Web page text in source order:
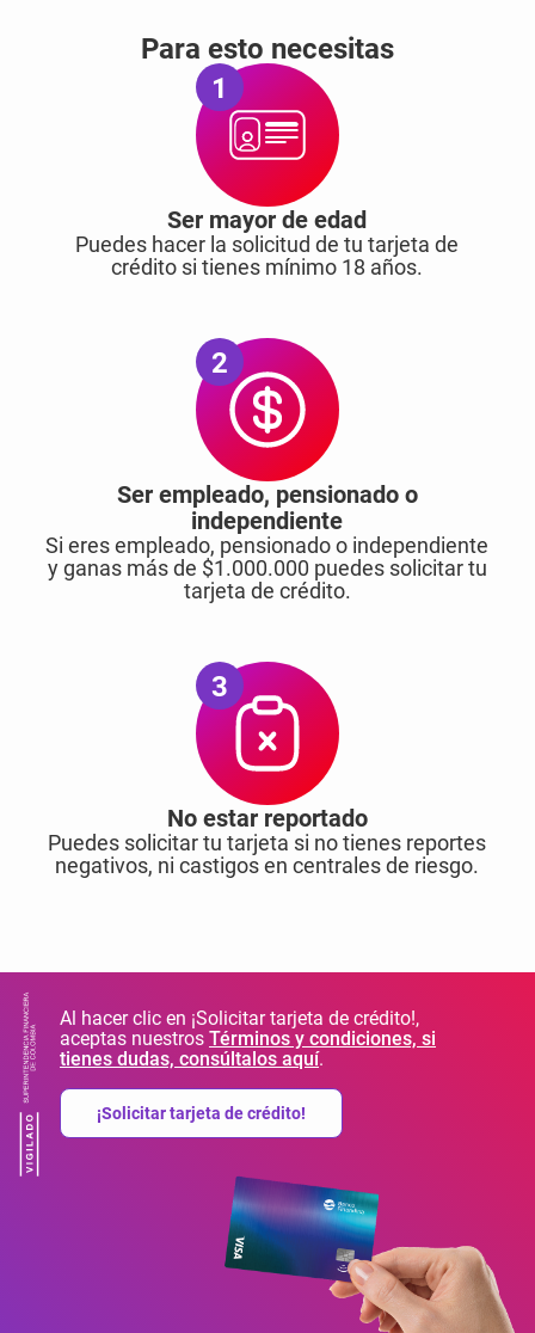
Para esto necesitas
1
Ser mayor de edad
Puedes hacer la solicitud de tu tarjeta de
crédito si tienes mínimo 18 años.
2
Ser empleado, pensionado o
independiente
Si eres empleado, pensionado o independiente
y ganas más de $1.000.000 puedes solicitar tu
tarjeta de crédito.
3
No estar reportado
Puedes solicitar tu tarjeta si no tienes reportes
negativos, ni castigos en centrales de riesgo.
Al hacer clic en ¡Solicitar tarjeta de crédito!,
aceptas nuestrosTérminos y condiciones, si
tienes dudas, consúltalos aquí.
¡Solicitar tarjeta de crédito!